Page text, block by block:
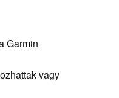
Garmin
vagy